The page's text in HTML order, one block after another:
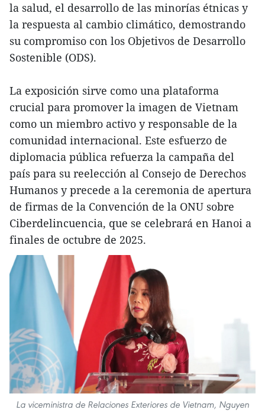
la salud, el desarrollo de las minorías étnicas y
la respuesta al cambio climático, demostrando
su compromiso con los Objetivos de Desarrollo
Sostenible (ODS).
La exposición sirve como una plataforma
crucial para promover la imagen de Vietnam
como un miembro activo y responsable de la
comunidad internacional. Este esfuerzo de
diplomacia pública refuerza la campaña del
país para su reelección al Consejo de Derechos
Humanos y precede a la ceremonia de apertura
de firmas de la Convención de la ONU sobre
Ciberdelincuencia, que se celebrará en Hanoi a
finales de octubre de 2025.
La viceministra de Relaciones Exteriores de Vietnam, Nguyen